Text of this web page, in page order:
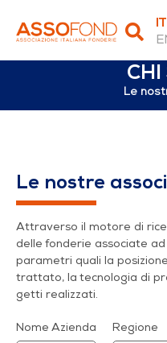
IT
Le
Le nostre
Attraverso il motore di
delle fonderie associate
parametri quali la
trattato, la tecnologia di
getti realizzati.
Nome Azienda Regione